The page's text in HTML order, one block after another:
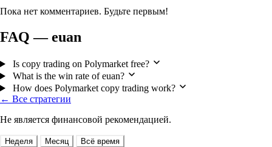
Пока нет комментариев. Будьте первым!
FAQ — euan
Is copy trading on Polymarket free?
What is the win rate of euan?
How does Polymarket copy trading work?
← Все стратегии
Не является финансовой рекомендацией.
Неделя Месяц Всё время